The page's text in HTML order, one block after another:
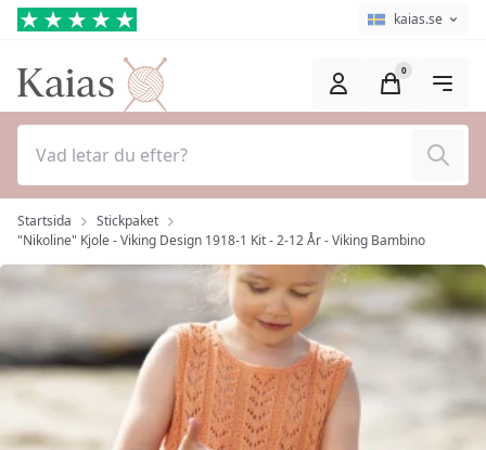
Hoppa till huvudinnehåll (Tryck på Enter) Språkväljare
Aktuellt språk
kaias.se
Sök
0
Startsida
Stickpaket
"Nikoline" Kjole - Viking Design 1918-1 Kit - 2-12 År - Viking Bambino